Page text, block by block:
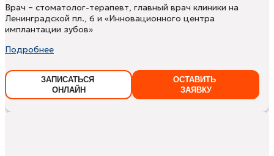
Врач – стоматолог-терапевт, главный врач клиники на
Ленинградской пл., 6 и «Инновационного центра
имплантации зубов»
Подробнее
ЗАПИСАТЬСЯ
ОНЛАЙН
ОСТАВИТЬ
ЗАЯВКУ